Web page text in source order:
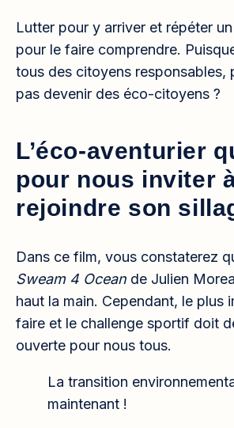
Lutter pour y arriver et répéter
pour le faire comprendre.
tous des citoyens responsables,
pas devenir des éco-citoyens ?
L’éco-aventurier
pour nous inviter
rejoindre son
Dans ce film, vous constaterez
Sweam 4 Ocean de Julien
haut la main. Cependant, le plus
faire et le challenge sportif doit
ouverte pour nous tous.
La transition
maintenant !